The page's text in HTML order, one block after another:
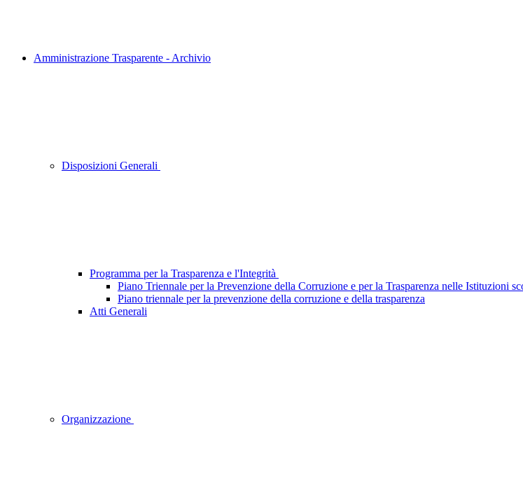
Amministrazione Trasparente - Archivio
Disposizioni Generali
Programma per la Trasparenza e l'Integrità
Piano Triennale per la Prevenzione della Corruzione e per la Trasparenza nelle Istituzioni
Piano triennale per la prevenzione della corruzione e della trasparenza
Atti Generali
Organizzazione